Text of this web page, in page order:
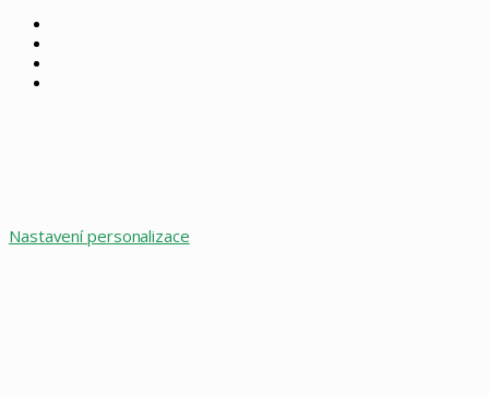
Nastavení personalizace